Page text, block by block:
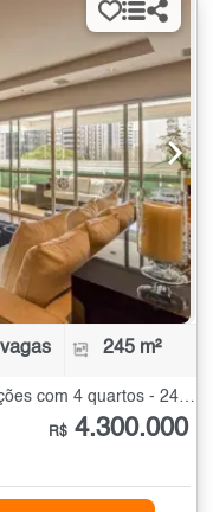
245 m²
R$ 4.300.000